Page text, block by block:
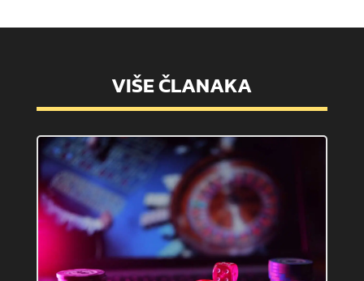
VIŠE ČLANAKA